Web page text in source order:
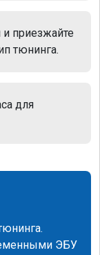
приезжайте
тюнинга.
для
ЭБУ